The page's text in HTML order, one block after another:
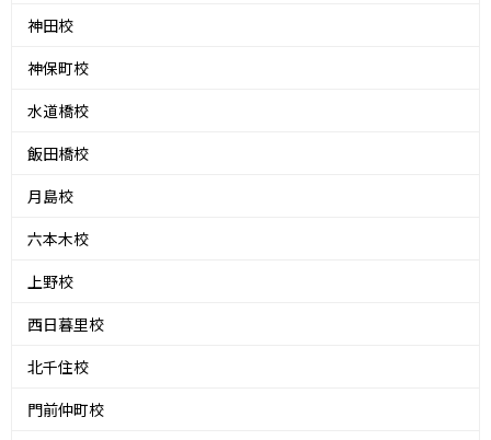
神田校
神保町校
水道橋校
飯田橋校
月島校
六本木校
上野校
西日暮里校
北千住校
門前仲町校